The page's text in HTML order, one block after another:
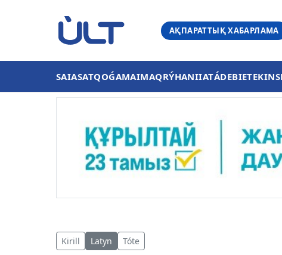
АҚПАРАТТЫҚ ХАБАРЛАМА
SAIASATQOǴAMAIMAQRÝHANIIATÁDEBIET
Kirill Latyn Tóte